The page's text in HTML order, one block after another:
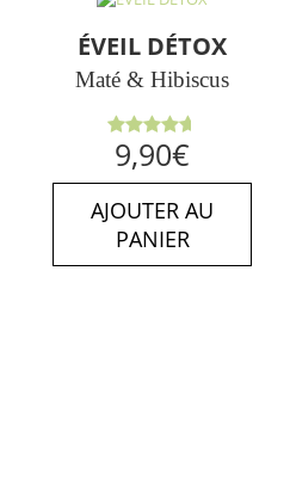
ÉVEIL DÉTOX
Maté & Hibiscus
Note
4.67sur
5
9,90€
AJOUTER AU
PANIER